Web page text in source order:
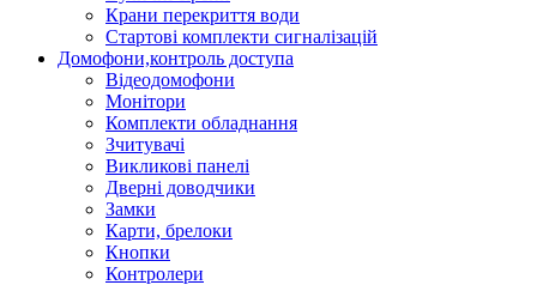
Крани перекриття води
Стартові комплекти сигналізацій
Домофони,контроль доступа
Відеодомофони
Монітори
Комплекти обладнання
Зчитувачі
Викликові панелі
Дверні доводчики
Замки
Карти, брелоки
Кнопки
Контролери